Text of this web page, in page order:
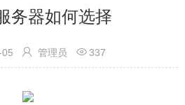
务器如何选择
 管理员  337